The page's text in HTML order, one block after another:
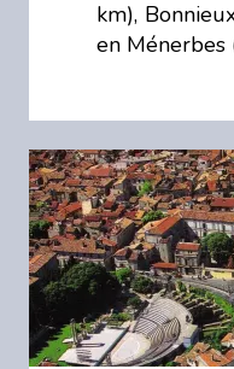
km),
en Ménerbes